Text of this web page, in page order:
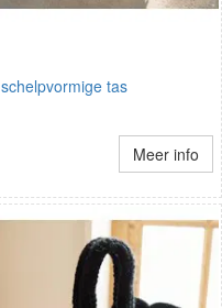
schelpvormige tas
Meer info